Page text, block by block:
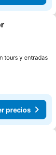
tours y entradas
precios